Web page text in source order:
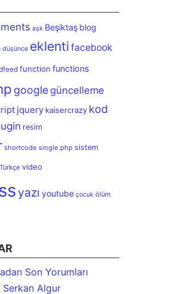
aşk Beşiktaş blog
düşünce eklenti facebook
function functions
googlegüncelleme
jquery kaisercrazy kod
resim
shortcode single.php sistem
Türkçe video
yazı youtube çocuk ölüm
Son Yorumları
Serkan Algur